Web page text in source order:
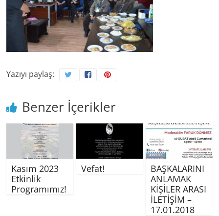
Yazıyı paylaş:
Benzer İçerikler
Kasım 2023
Etkinlik
Programımız!
Vefat!
BAŞKALARINI
ANLAMAK
KİŞİLER ARASI
İLETİŞİM –
17.01.2018